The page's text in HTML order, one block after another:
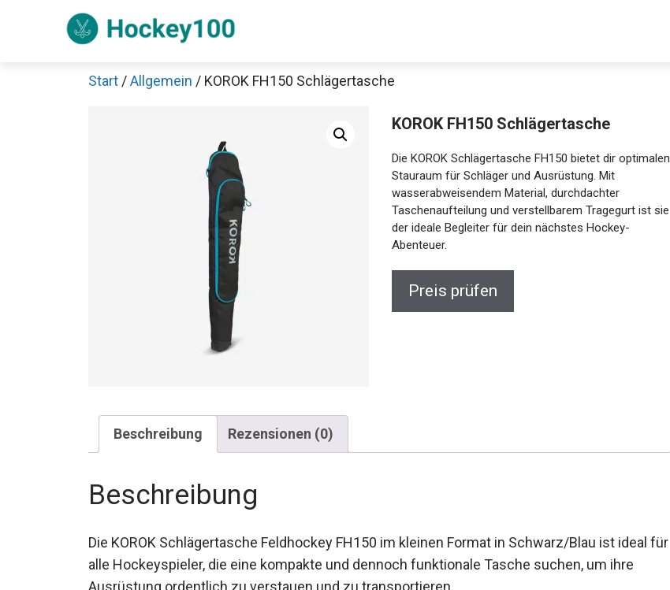
Start /Allgemein / KOROK FH150 Schlägertasche
KOROK FH150 Schlägertasche
Die KOROK Schlägertasche FH150 bietet dir optimalen
Stauraum für Schläger und Ausrüstung. Mit
wasserabweisendem Material, durchdachter
Taschenaufteilung und verstellbarem Tragegurt ist sie
der ideale Begleiter für dein nächstes Hockey-
Abenteuer.
Preis prüfen
Beschreibung Rezensionen (0)
Beschreibung
Die KOROK Schlägertasche Feldhockey FH150 im kleinen Format in Schwarz/Blau ist ideal für
alle Hockeyspieler, die eine kompakte und dennoch funktionale Tasche suchen, um ihre
Ausrüstung ordentlich zu verstauen und zu transportieren.